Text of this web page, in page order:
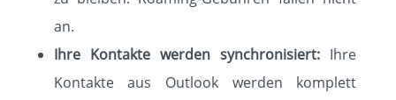
an.
Ihre Kontakte werden synchronisiert: Ihre
Kontakte aus Outlook werden komplett